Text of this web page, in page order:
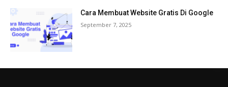
Cara Membuat Website Gratis Di Google
September 7, 2025